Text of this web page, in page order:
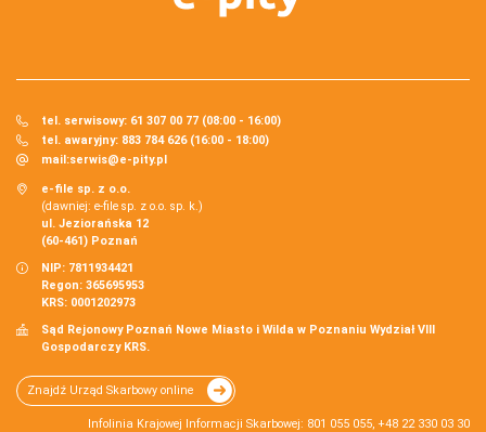
tel. serwisowy: 61 307 00 77 (08:00 - 16:00)
tel. awaryjny: 883 784 626 (16:00 - 18:00)
mail:serwis@e-pity.pl
e-file sp. z o.o.
(dawniej: e-file sp. z o.o. sp. k.)
ul. Jeziorańska 12
(60-461) Poznań
NIP: 7811934421
Regon: 365695953
KRS: 0001202973
Sąd Rejonowy Poznań Nowe Miasto i Wilda w Poznaniu Wydział VIII
Gospodarczy KRS.
Znajdź Urząd Skarbowy online
Infolinia Krajowej Informacji Skarbowej: 801 055 055, +48 22 330 03 30